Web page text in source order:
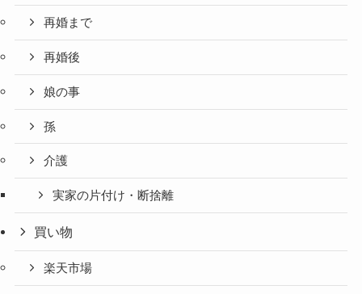
再婚まで
再婚後
娘の事
孫
介護
実家の片付け・断捨離
買い物
楽天市場